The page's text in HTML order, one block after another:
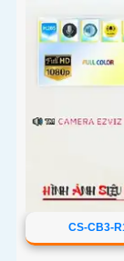
CS-CB3-